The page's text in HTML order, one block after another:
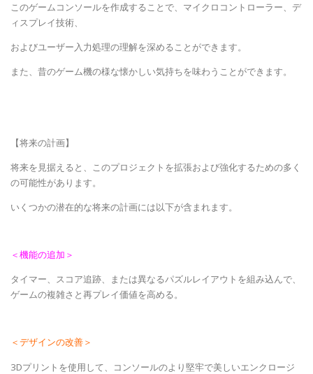
このゲームコンソールを作成することで、マイクロコントローラー、デ
ィスプレイ技術、
およびユーザー入力処理の理解を深めることができます。
また、昔のゲーム機の様な懐かしい気持ちを味わうことができます。
【将来の計画】
将来を見据えると、このプロジェクトを拡張および強化するための多く
の可能性があります。
いくつかの潜在的な将来の計画には以下が含まれます。
＜機能の追加＞
タイマー、スコア追跡、または異なるパズルレイアウトを組み込んで、
ゲームの複雑さと再プレイ価値を高める。
＜デザインの改善＞
3Dプリントを使用して、コンソールのより堅牢で美しいエンクロージ